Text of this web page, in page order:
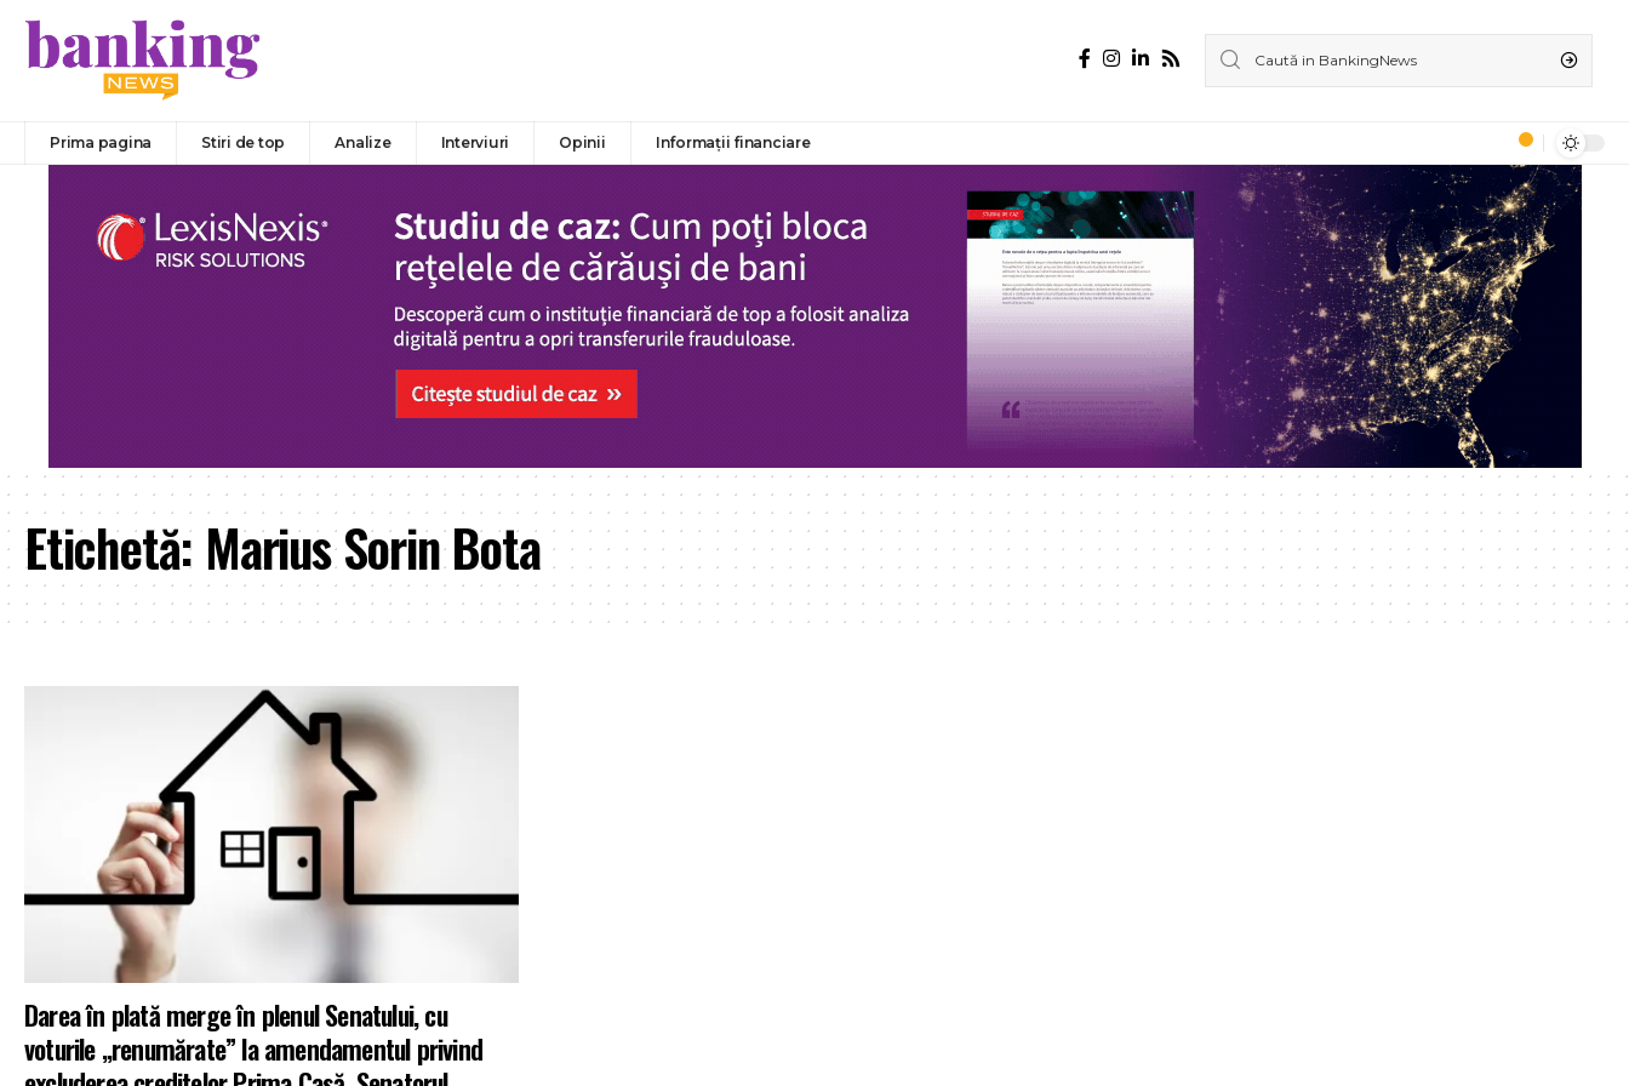
Prima pagina Stiri de top Analize Interviuri Opinii Informații financiare
Etichetă: Marius Sorin Bota
Darea în plată merge în plenul Senatului, cu
voturile „renumărate” la amendamentul privind